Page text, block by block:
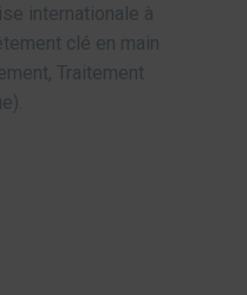
internationale à
clé en main
Traitement